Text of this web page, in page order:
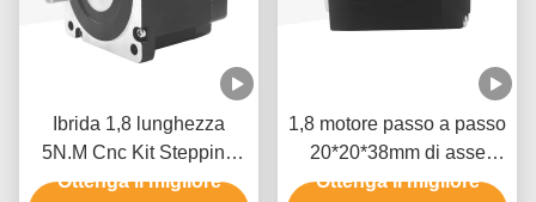
Ibrida 1,8 lunghezza
5N.M Cnc Kit Stepping
Motor del motore passo a
Ottenga il migliore
1,8 motore passo a passo
20*20*38mm di asse
doppio del NEMA 8 di
Ottenga il migliore